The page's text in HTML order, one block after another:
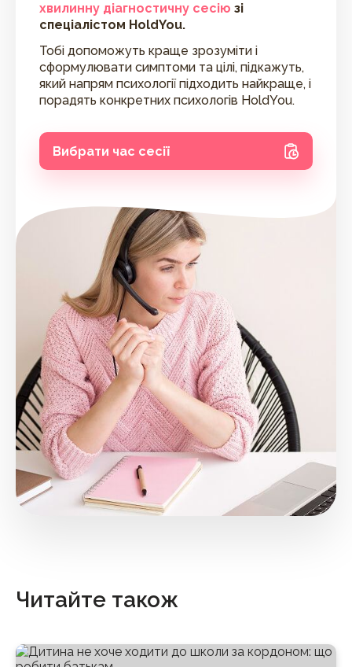
хвилинну діагностичну сесію зі
спеціалістом HoldYou.
Тобі допоможуть краще зрозуміти і
сформулювати симптоми та цілі, підкажуть,
який напрям психології підходить найкраще, і
порадять конкретних психологів HoldYou.
Вибрати час сесії
Читайте також